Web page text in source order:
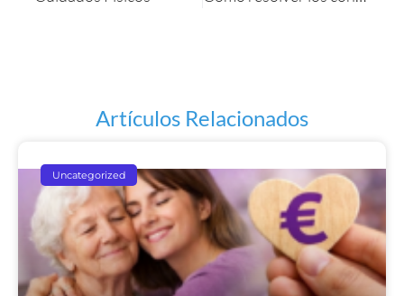
Artículos Relacionados
Uncategorized